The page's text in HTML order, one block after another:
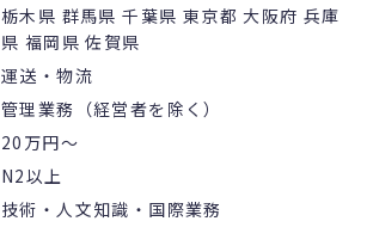
栃木県 群馬県 千葉県 東京都 大阪府 兵庫
県 福岡県 佐賀県
運送・物流
管理業務（経営者を除く）
20万円〜
N2以上
技術・人文知識・国際業務